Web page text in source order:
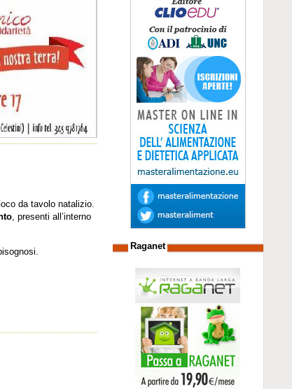
da tavolo natalizio.
, presenti all’interno
Raganet